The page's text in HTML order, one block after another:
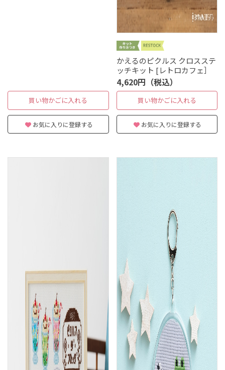
買い物かごに入れる
お気に入りに登録する
かえるのピクルス クロスステ
ッチキット [レトロカフェ］
4,620円（税込）
買い物かごに入れる
お気に入りに登録する